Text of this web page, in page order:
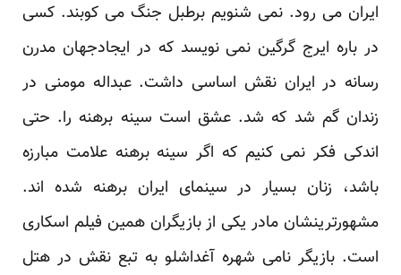
ایران می رود. نمی شنویم برطبل جنگ می کوبند. کسی
در باره ایرج گرگین نمی نویسد که در ایجادجهان مدرن
رسانه در ایران نقش اساسی داشت. عبداله مومنی در
زندان گم شد که شد. عشق است سینه برهنه را. حتی
اندکی فکر نمی کنیم که اگر سینه برهنه علامت مبارزه
باشد، زنان بسیار در سینمای ایران برهنه شده اند.
مشهورترینشان مادر یکی از بازیگران همین فیلم اسکاری
است. بازیگر نامی شهره آغداشلو به تبع نقش در هتل